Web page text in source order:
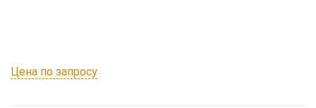
Цена по запросу